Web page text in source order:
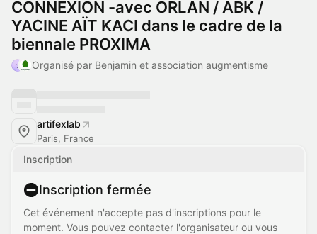
CONNEXION -avec ORLAN / ABK /
YACINE AÏT KACI dans le cadre de la
biennale PROXIMA
Organisé par Benjamin et association augmentisme
artifexlab
Paris, France
Inscription
Inscription fermée
Cet événement n'accepte pas d'inscriptions pour le
moment. Vous pouvez contacter l'organisateur ou vous